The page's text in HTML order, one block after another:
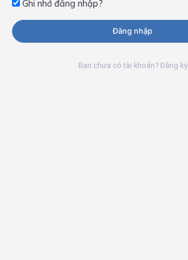
Ghi nhớ đăng nhập?
Đăng nhập
Bạn chưa có tài khoản? Đăng ký